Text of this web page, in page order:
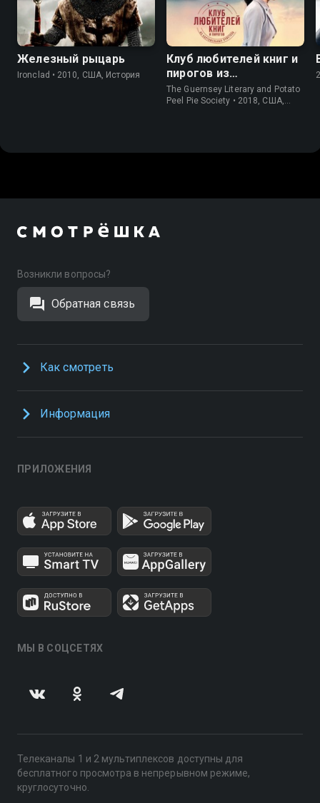
Железный рыцарь
Ironclad • 2010, США, История
Клуб любителей книг и
пирогов из
картофельных
очистков
The Guernsey Literary and Potato
Peel Pie Society • 2018, США,
Возникли вопросы?
Обратная связь
Как смотреть
Информация
ПРИЛОЖЕНИЯ
МЫ В СОЦСЕТЯХ
Телеканалы 1 и 2 мультиплексов доступны для
бесплатного просмотра в непрерывном режиме,
круглосуточно.